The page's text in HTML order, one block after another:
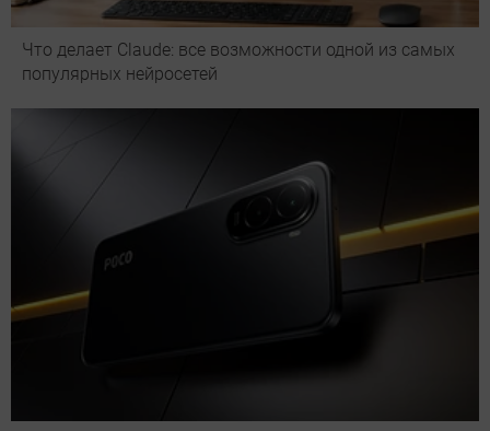
Что делает Сlaude: все возможности одной из самых
популярных нейросетей